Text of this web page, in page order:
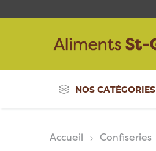
NOS CATÉGORIES
Accueil Confiseries